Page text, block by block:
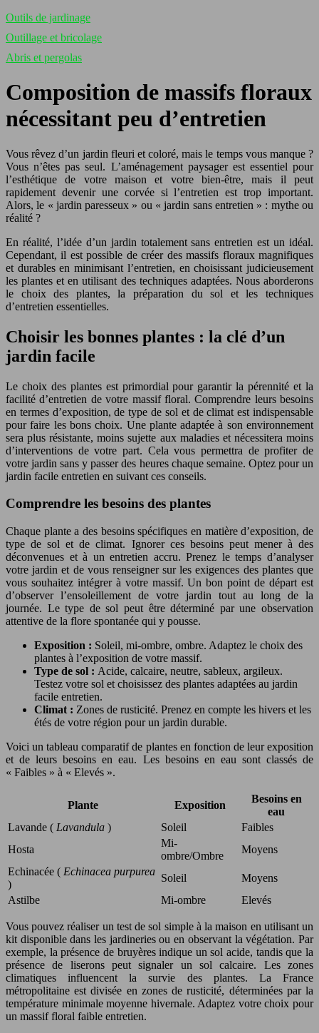
Outils de jardinage
Outillage et bricolage
Abris et pergolas
Composition de massifs floraux
nécessitant peu d’entretien
Vous rêvez d’un jardin fleuri et coloré, mais le temps vous manque ?
Vous n’êtes pas seul. L’aménagement paysager est essentiel pour
l’esthétique de votre maison et votre bien-être, mais il peut
rapidement devenir une corvée si l’entretien est trop important.
Alors, le « jardin paresseux » ou « jardin sans entretien » : mythe ou
réalité ?
En réalité, l’idée d’un jardin totalement sans entretien est un idéal.
Cependant, il est possible de créer des massifs floraux magnifiques
et durables en minimisant l’entretien, en choisissant judicieusement
les plantes et en utilisant des techniques adaptées. Nous aborderons
le choix des plantes, la préparation du sol et les techniques
d’entretien essentielles.
Choisir les bonnes plantes : la clé d’un
jardin facile
Le choix des plantes est primordial pour garantir la pérennité et la
facilité d’entretien de votre massif floral. Comprendre leurs besoins
en termes d’exposition, de type de sol et de climat est indispensable
pour faire les bons choix. Une plante adaptée à son environnement
sera plus résistante, moins sujette aux maladies et nécessitera moins
d’interventions de votre part. Cela vous permettra de profiter de
votre jardin sans y passer des heures chaque semaine. Optez pour un
jardin facile entretien en suivant ces conseils.
Comprendre les besoins des plantes
Chaque plante a des besoins spécifiques en matière d’exposition, de
type de sol et de climat. Ignorer ces besoins peut mener à des
déconvenues et à un entretien accru. Prenez le temps d’analyser
votre jardin et de vous renseigner sur les exigences des plantes que
vous souhaitez intégrer à votre massif. Un bon point de départ est
d’observer l’ensoleillement de votre jardin tout au long de la
journée. Le type de sol peut être déterminé par une observation
attentive de la flore spontanée qui y pousse.
Exposition : Soleil, mi-ombre, ombre. Adaptez le choix des
plantes à l’exposition de votre massif.
Type de sol : Acide, calcaire, neutre, sableux, argileux.
Testez votre sol et choisissez des plantes adaptées au jardin
facile entretien.
Climat : Zones de rusticité. Prenez en compte les hivers et les
étés de votre région pour un jardin durable.
Voici un tableau comparatif de plantes en fonction de leur exposition
et de leurs besoins en eau. Les besoins en eau sont classés de
« Faibles » à « Elevés ».
Plante Exposition
Besoins en
eau
Lavande ( Lavandula ) Soleil
Faibles
Hosta
Mi-
ombre/Ombre
Moyens
Echinacée ( Echinacea purpurea
)
Soleil
Moyens
Astilbe
Mi-ombre Elevés
Vous pouvez réaliser un test de sol simple à la maison en utilisant un
kit disponible dans les jardineries ou en observant la végétation. Par
exemple, la présence de bruyères indique un sol acide, tandis que la
présence de liserons peut signaler un sol calcaire. Les zones
climatiques influencent la survie des plantes. La France
métropolitaine est divisée en zones de rusticité, déterminées par la
température minimale moyenne hivernale. Adaptez votre choix pour
un massif floral faible entretien.